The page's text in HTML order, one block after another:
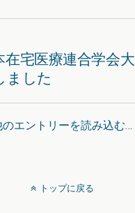
在宅医療連合学会大
ました
のエントリーを読み込む…
トップに戻る